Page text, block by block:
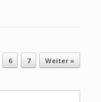
6 7 Weiter »